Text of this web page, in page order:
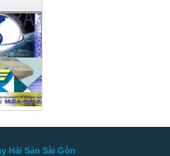
Hải Sản Sài Gòn